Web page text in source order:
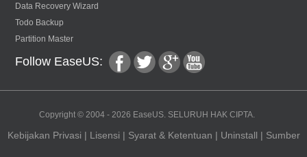
Data Recovery Wizard
Todo Backup
Partition Master
Follow EaseUS:
fac twitt goo you
Copyright © 2004 - 2026 EaseUS. SELURUH HAK CIPTA.
Kebijakan Privasi | Lisensi | Syarat & Ketentuan | Uninstall | Sumber